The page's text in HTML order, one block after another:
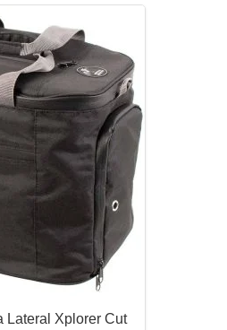
Lateral Xplorer Cut